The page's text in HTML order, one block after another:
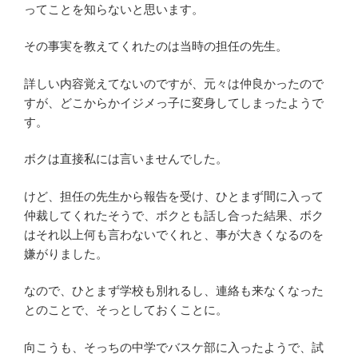
ってことを知らないと思います。
その事実を教えてくれたのは当時の担任の先生。
詳しい内容覚えてないのですが、元々は仲良かったので
すが、どこからかイジメっ子に変身してしまったようで
す。
ボクは直接私には言いませんでした。
けど、担任の先生から報告を受け、ひとまず間に入って
仲裁してくれたそうで、ボクとも話し合った結果、ボク
はそれ以上何も言わないでくれと、事が大きくなるのを
嫌がりました。
なので、ひとまず学校も別れるし、連絡も来なくなった
とのことで、そっとしておくことに。
向こうも、そっちの中学でバスケ部に入ったようで、試